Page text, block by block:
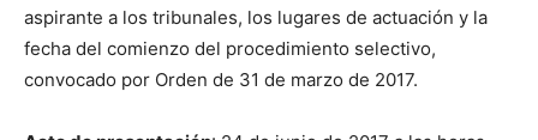
aspirante a los tribunales, los lugares de actuación y la
fecha del comienzo del procedimiento selectivo,
convocado por Orden de 31 de marzo de 2017.